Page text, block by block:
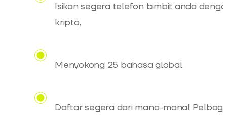
Isikan segera telefon bimbit anda
kripto,
Menyokong 25 bahasa global
Daftar segera dari mana-mana!